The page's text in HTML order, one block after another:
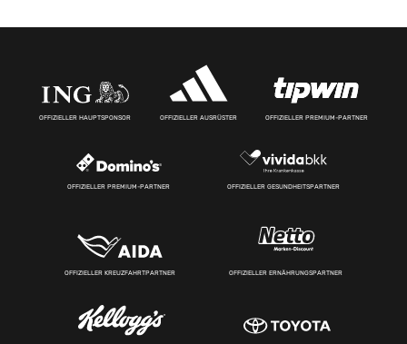
OFFIZIELLER HAUPTSPONSOR OFFIZIELLER AUSRÜSTER OFFIZIELLER PREMIUM-PARTNER
OFFIZIELLER PREMIUM-PARTNER OFFIZIELLER GESUNDHEITSPARTNER
OFFIZIELLER KREUZFAHRTPARTNER OFFIZIELLER ERNÄHRUNGSPARTNER